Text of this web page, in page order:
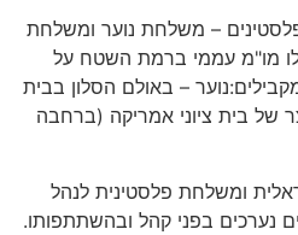
– משלחת נוער ומשלחת
מו"מ עממי ברמת השטח על
– באולם הסלון בבית
של בית ציוני אמריקה (ברחבה
ומשלחת פלסטינית לנהל
נערכים בפני קהל ובהשתתפותו.